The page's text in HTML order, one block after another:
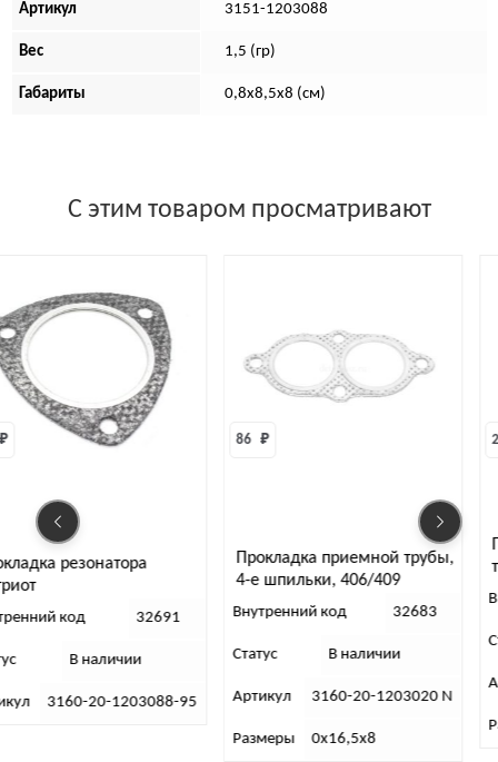
Артикул 3151-1203088
Вес 1,5 (гр)
Габариты 0,8х8,5х8 (см)
С этим товаром просматривают
32691
1203088-95
Прокладка приемной трубы,
4-е шпильки, 406/409
Внутренний код 32683
Статус В наличии
Артикул 3160-20-1203020 N
0х16,5х8
Прокладка
трубы УАЗ
УМЗ-4216
Внутренний